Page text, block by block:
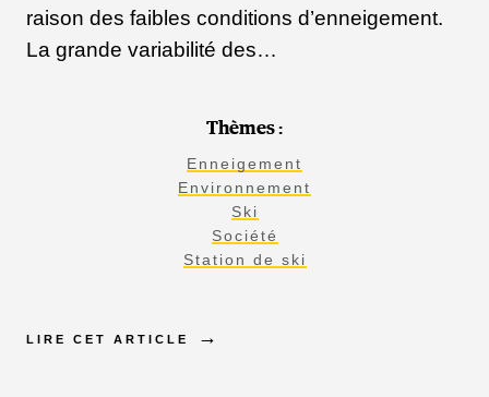
raison des faibles conditions d’enneigement.
La grande variabilité des…
Thèmes :
Enneigement
Environnement
Ski
Société
Station de ski
LIRE CET ARTICLE